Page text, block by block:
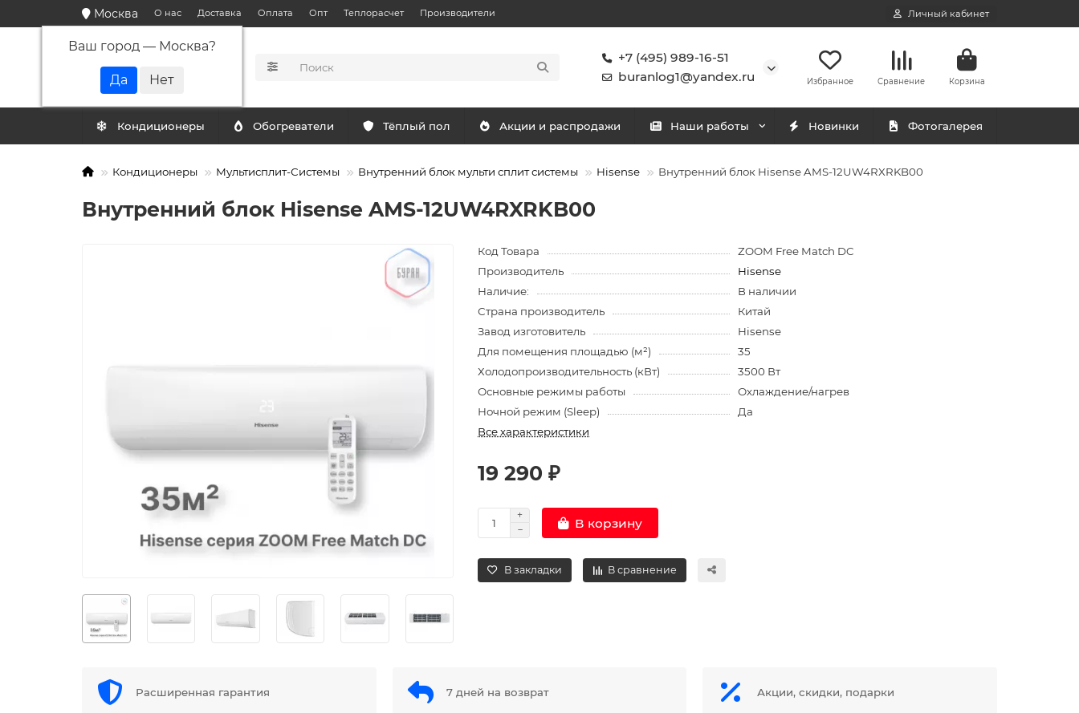
Москва
Ваш город — Москва?
О нас Доставка Оплата Опт Теплорасчет Производители Личный кабинет
+7 (495) 989-16-51
buranlog1@yandex.ru
Избранное Сравнение Корзина
Кондиционеры Обогреватели Тёплый пол Акции и распродажи Наши работы Новинки Фотогалерея
Кондиционеры Мультисплит-Системы Внутренний блок мульти сплит системы Hisense Внутренний блок Hisense AMS-12UW4RXRKB00
Внутренний блок Hisense AMS-12UW4RXRKB00
Код Товара
ZOOM Free Match DC
Производитель
Hisense
Наличие:
В наличии
Страна производитель
Китай
Завод изготовитель
Hisense
Для помещения площадью (м²)
35
Холодопроизводительность (кВт)
3500 Вт
Основные режимы работы
Охлаждение/нагрев
Ночной режим (Sleep)
Да
Все характеристики
19 290 ₽
В корзину
В закладки В сравнение
Расширенная гарантия 7 дней на возврат Акции, скидки, подарки